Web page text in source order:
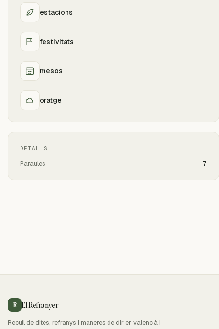
estacions
festivitats
mesos
oratge
DETALLS
Paraules 7
R El Refranyer
Recull de dites, refranys i maneres de dir en valencià i